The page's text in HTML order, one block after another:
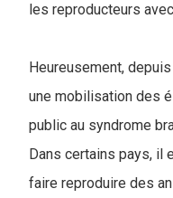
les reproducteurs
Heureusement,
une mobilisation des
public au syndrome
Dans certains pays, il
faire reproduire des